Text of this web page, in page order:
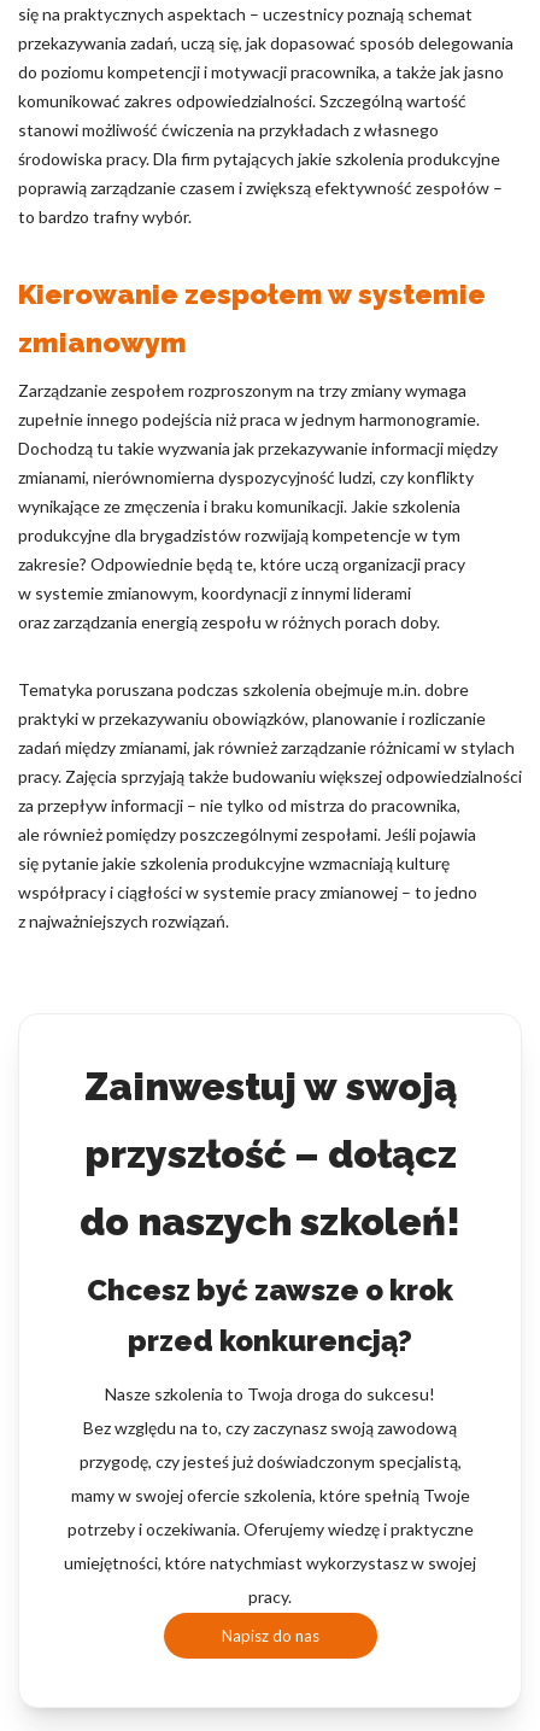
się na praktycznych aspektach – uczestnicy poznają schemat
przekazywania zadań, uczą się, jak dopasować sposób delegowania
do poziomu kompetencji i motywacji pracownika, a także jak jasno
komunikować zakres odpowiedzialności. Szczególną wartość
stanowi możliwość ćwiczenia na przykładach z własnego
środowiska pracy. Dla firm pytających jakie szkolenia produkcyjne
poprawią zarządzanie czasem i zwiększą efektywność zespołów –
to bardzo trafny wybór.
Kierowanie zespołem w systemie
zmianowym
Zarządzanie zespołem rozproszonym na trzy zmiany wymaga
zupełnie innego podejścia niż praca w jednym harmonogramie.
Dochodzą tu takie wyzwania jak przekazywanie informacji między
zmianami, nierównomierna dyspozycyjność ludzi, czy konflikty
wynikające ze zmęczenia i braku komunikacji. Jakie szkolenia
produkcyjne dla brygadzistów rozwijają kompetencje w tym
zakresie? Odpowiednie będą te, które uczą organizacji pracy
w systemie zmianowym, koordynacji z innymi liderami
oraz zarządzania energią zespołu w różnych porach doby.
Tematyka poruszana podczas szkolenia obejmuje m.in. dobre
praktyki w przekazywaniu obowiązków, planowanie i rozliczanie
zadań między zmianami, jak również zarządzanie różnicami w stylach
pracy. Zajęcia sprzyjają także budowaniu większej odpowiedzialności
za przepływ informacji – nie tylko od mistrza do pracownika,
ale również pomiędzy poszczególnymi zespołami. Jeśli pojawia
się pytanie jakie szkolenia produkcyjne wzmacniają kulturę
współpracy i ciągłości w systemie pracy zmianowej – to jedno
z najważniejszych rozwiązań.
Zainwestuj w swoją
przyszłość – dołącz
do naszych szkoleń!
Chcesz być zawsze o krok
przed konkurencją?
Nasze szkolenia to Twoja droga do sukcesu!
Bez względu na to, czy zaczynasz swoją zawodową
przygodę, czy jesteś już doświadczonym specjalistą,
mamy w swojej ofercie szkolenia, które spełnią Twoje
potrzeby i oczekiwania. Oferujemy wiedzę i praktyczne
umiejętności, które natychmiast wykorzystasz w swojej
pracy.
Napisz do nas